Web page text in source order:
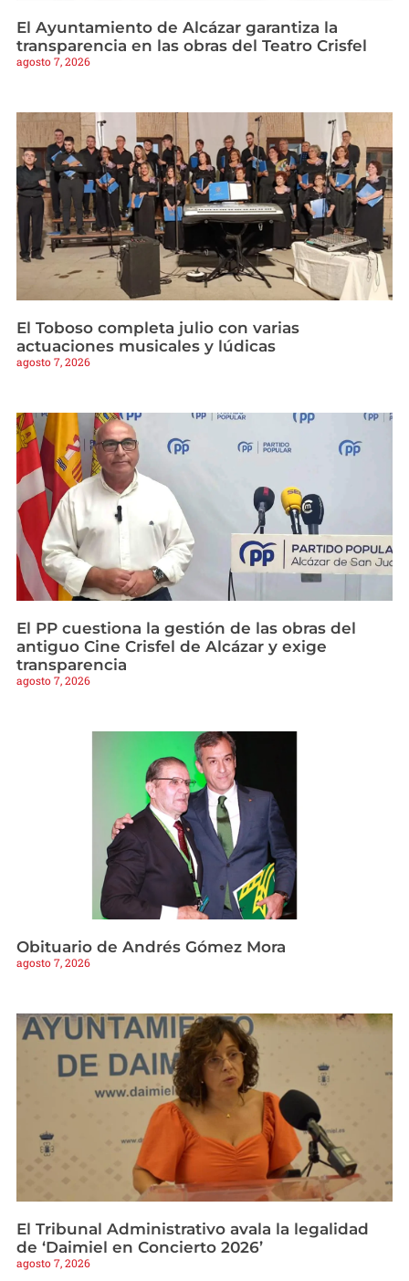
El Ayuntamiento de Alcázar garantiza la
transparencia en las obras del Teatro Crisfel
agosto 7, 2026
El Toboso completa julio con varias
actuaciones musicales y lúdicas
agosto 7, 2026
El PP cuestiona la gestión de las obras del
antiguo Cine Crisfel de Alcázar y exige
transparencia
agosto 7, 2026
Obituario de Andrés Gómez Mora
agosto 7, 2026
El Tribunal Administrativo avala la legalidad
de ‘Daimiel en Concierto 2026’
agosto 7, 2026